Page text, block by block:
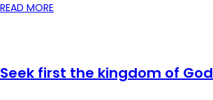
READ MORE
Seek first the kingdom of God